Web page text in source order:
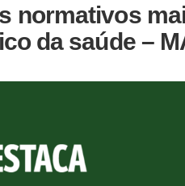
normativos
da saúde –